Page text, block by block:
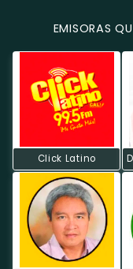
EMISORAS
Click Latino